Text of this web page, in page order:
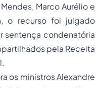
Marco Aurélio e
o recurso foi julgado
sentença condenatória
pela Receita
os ministros Alexandre